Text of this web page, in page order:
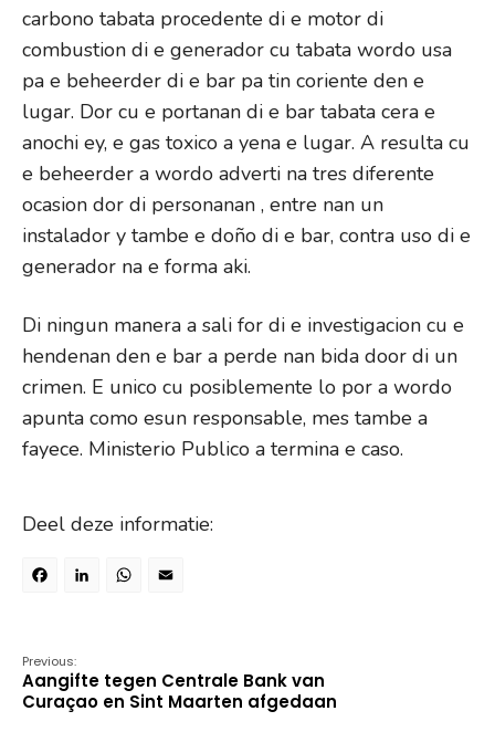
carbono tabata procedente di e motor di
combustion di e generador cu tabata wordo usa
pa e beheerder di e bar pa tin coriente den e
lugar. Dor cu e portanan di e bar tabata cera e
anochi ey, e gas toxico a yena e lugar. A resulta cu
e beheerder a wordo adverti na tres diferente
ocasion dor di personanan , entre nan un
instalador y tambe e doño di e bar, contra uso di e
generador na e forma aki.
Di ningun manera a sali for di e investigacion cu e
hendenan den e bar a perde nan bida door di un
crimen. E unico cu posiblemente lo por a wordo
apunta como esun responsable, mes tambe a
fayece. Ministerio Publico a termina e caso.
Deel deze informatie:
Facebook
LinkedIn
WhatsApp
Previous:
Aangifte tegen Centrale Bank van
Curaçao en Sint Maarten afgedaan